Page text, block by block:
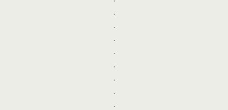
.
.
.
.
.
.
.
.